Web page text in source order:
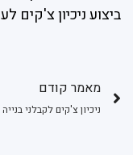
ביצוע ניכיון צ'קים
מאמר קודם